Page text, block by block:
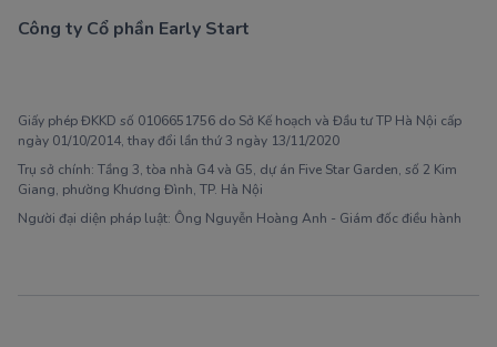
Công ty Cổ phần Early Start
Giấy phép ĐKKD số 0106651756 do Sở Kế hoạch và Đầu tư TP Hà Nội cấp
ngày 01/10/2014, thay đổi lần thứ 3 ngày 13/11/2020
Trụ sở chính: Tầng 3, tòa nhà G4 và G5, dự án Five Star Garden, số 2 Kim
Giang, phường Khương Đình, TP. Hà Nội
Người đại diện pháp luật: Ông Nguyễn Hoàng Anh - Giám đốc điều hành